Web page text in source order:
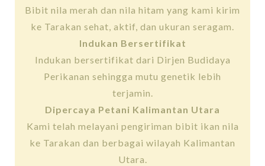
Bibit nila merah dan nila hitam yang kami kirim
ke Tarakan sehat, aktif, dan ukuran seragam.
Indukan Bersertifikat
Indukan bersertifikat dari Dirjen Budidaya
Perikanan sehingga mutu genetik lebih
terjamin.
Dipercaya Petani Kalimantan Utara
Kami telah melayani pengiriman bibit ikan nila
ke Tarakan dan berbagai wilayah Kalimantan
Utara.